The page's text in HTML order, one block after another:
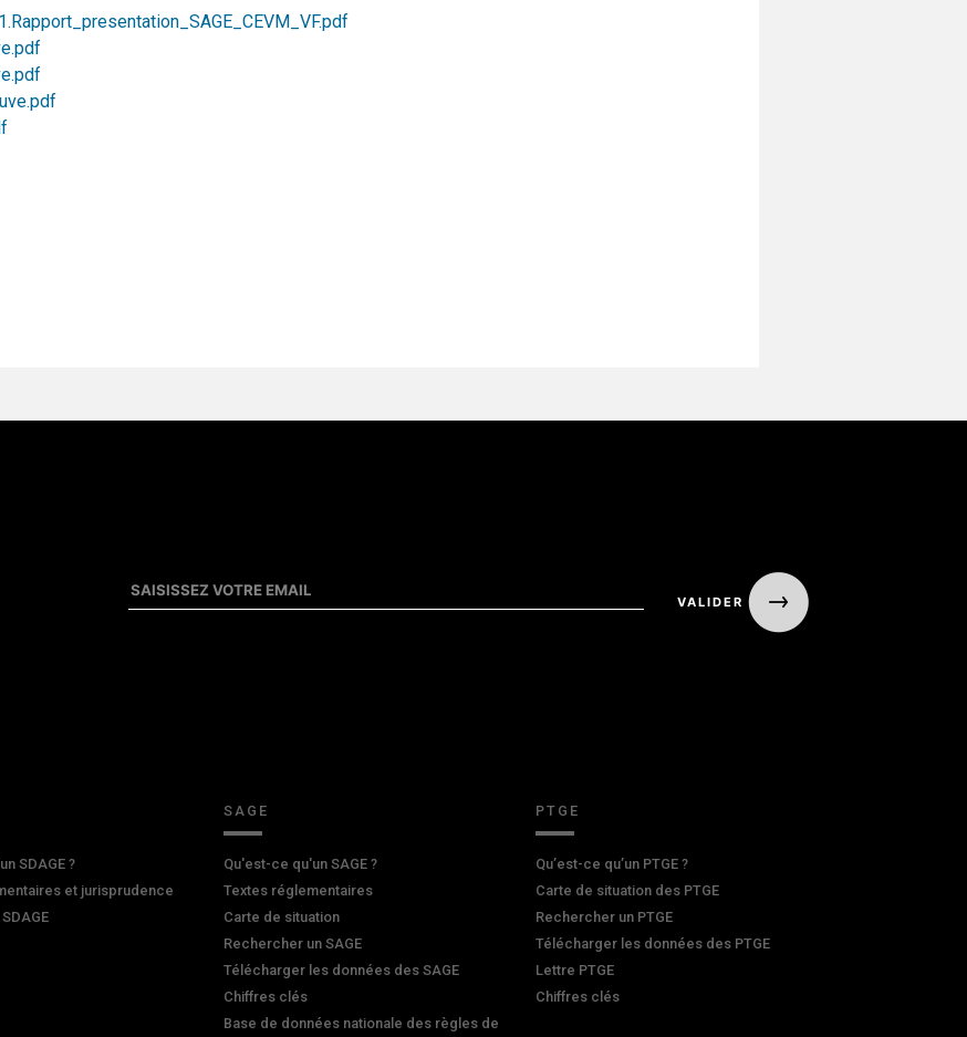
1.Rapport_presentation_SAGE_CEVM_VF.pdf
SDAGE ?
et jurisprudence
SAGE
Qu'est-ce qu'un SAGE ?
Textes réglementaires
Carte de situation
Rechercher un SAGE
Télécharger les données des SAGE
Chiffres clés
Base de données nationale des règles de
PTGE
Qu’est-ce qu’un PTGE ?
Carte de situation des PTGE
Rechercher un PTGE
Télécharger les données des PTGE
Lettre PTGE
Chiffres clés